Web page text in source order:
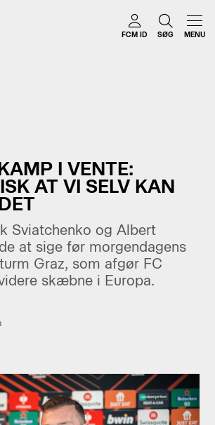
FCM ID SØG MENU
I VENTE:
AT VI SELV KAN
Sviatchenko og Albert
at sige før morgendagens
Graz, som afgør FC
skæbne i Europa.